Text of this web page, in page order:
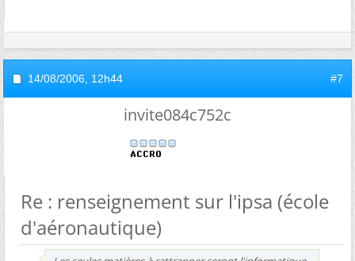
14/08/2006, 12h44 #7
invite084c752c
Re : renseignement sur l'ipsa (école
d'aéronautique)